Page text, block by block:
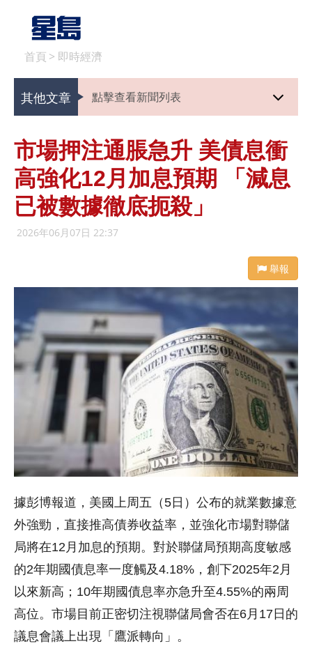
首頁 > 即時經濟
其他文章 點擊查看新聞列表
市場押注通脹急升 美債息衝
高強化12月加息預期 「減息
已被數據徹底扼殺」
2026年06月07日 22:37
舉報
據彭博報道，美國上周五（5日）公布的就業數據意
外強勁，直接推高債券收益率，並強化市場對聯儲
局將在12月加息的預期。對於聯儲局預期高度敏感
的2年期國債息率一度觸及4.18%，創下2025年2月
以來新高；10年期國債息率亦急升至4.55%的兩周
高位。市場目前正密切注視聯儲局會否在6月17日的
議息會議上出現「鷹派轉向」。